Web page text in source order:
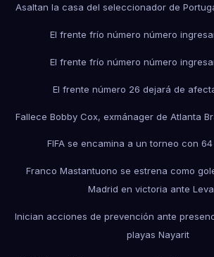
Asaltan la casa del seleccionador de
El frente frío número número
El frente frío número número
El frente número 26 dejará de
Fallece Bobby Cox, exmánager de Atlanta
FIFA se encamina a un torneo con
Franco Mastantuono se estrena como
Madrid en victoria ante
Inician acciones de prevención ante
playas Nayarit